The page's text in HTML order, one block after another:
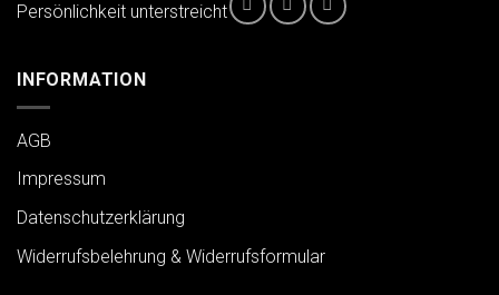
Persönlichkeit unterstreicht
INFORMATION
AGB
Impressum
Datenschutzerklärung
Widerrufsbelehrung & Widerrufsformular